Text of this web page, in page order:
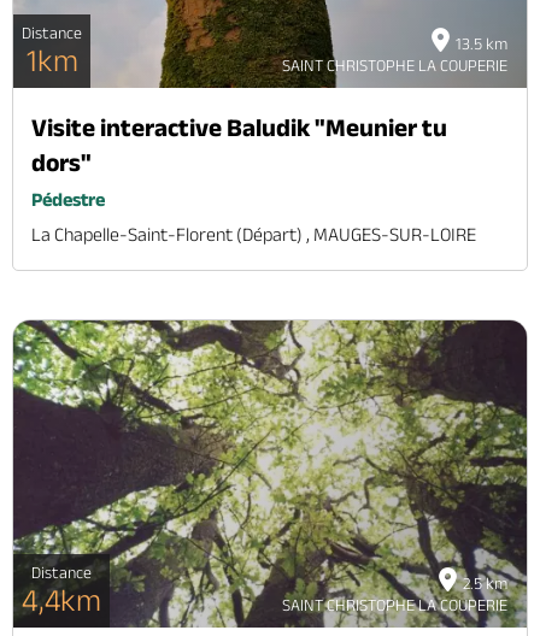
13.5 km
SAINT CHRISTOPHE LA COUPERIE
Distance
1km
Visite interactive Baludik "Meunier tu
dors"
Pédestre
La Chapelle-Saint-Florent (départ) , MAUGES-SUR-LOIRE
2.5 km
SAINT CHRISTOPHE LA COUPERIE
Distance
4,4km